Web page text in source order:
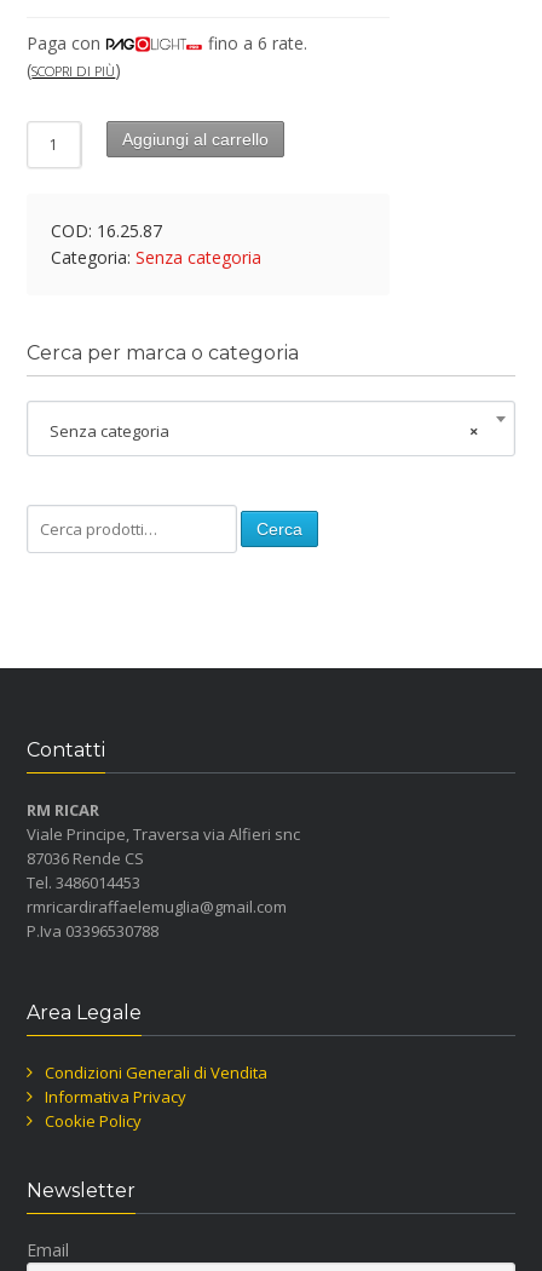
Paga con
fino a 6 rate.
(SCOPRI DI PIÙ)
Aggiungi al carrello
COD: 16.25.87
Categoria:Senza categoria
Cerca per marca o categoria
×
Senza categoria
Cerca
Contatti
RM RICAR
Viale Principe, Traversa via Alfieri snc
87036 Rende CS
Tel. 3486014453
rmricardiraffaelemuglia@gmail.com
P.Iva 03396530788
Area Legale
Condizioni Generali di Vendita
Informativa Privacy
Cookie Policy
Newsletter
Email